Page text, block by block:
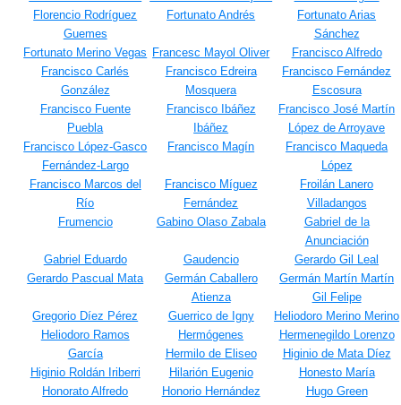
Florencio Rodríguez
Guemes
Fortunato Andrés
Fortunato Arias
Sánchez
Fortunato Merino Vegas Francesc Mayol Oliver
Francisco Alfredo
Francisco Carlés
González
Francisco Edreira
Mosquera
Francisco Fernández
Escosura
Francisco Fuente
Puebla
Francisco Ibáñez
Ibáñez
Francisco José Martín
López de Arroyave
Francisco López-Gasco
Fernández-Largo
Francisco Magín
Francisco Maqueda
López
Francisco Marcos del
Río
Francisco Míguez
Fernández
Froilán Lanero
Villadangos
Frumencio
Gabino Olaso Zabala
Gabriel de la
Anunciación
Gabriel Eduardo
Gaudencio
Gerardo Gil Leal
Gerardo Pascual Mata
Germán Caballero
Atienza
Germán Martín Martín
Gil Felipe
Gregorio Díez Pérez
Guerrico de Igny
Heliodoro Merino Merino
Heliodoro Ramos
García
Hermógenes
Hermenegildo Lorenzo
Hermilo de Eliseo
Higinio de Mata Díez
Higinio Roldán Iriberri
Hilarión Eugenio
Honesto María
Honorato Alfredo
Honorio Hernández
Hugo Green